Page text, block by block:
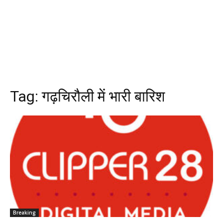
Tag:गढ़चिरौली में भारी बारिश
Breaking